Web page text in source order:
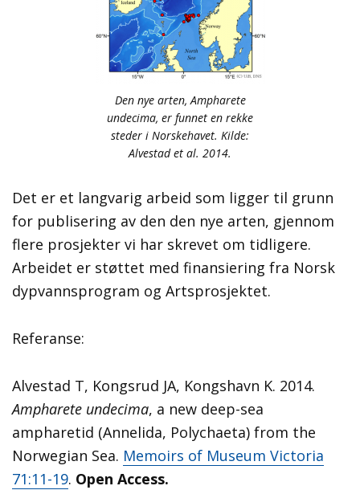
Den nye arten, Ampharete
undecima, er funnet en rekke
steder i Norskehavet. Kilde:
Alvestad et al. 2014.
Det er et langvarig arbeid som ligger til grunn
for publisering av den den nye arten, gjennom
flere prosjekter vi har skrevet om tidligere.
Arbeidet er støttet med finansiering fra Norsk
dypvannsprogram og Artsprosjektet.
Referanse:
Alvestad T, Kongsrud JA, Kongshavn K. 2014.
Ampharete undecima, a new deep-sea
ampharetid (Annelida, Polychaeta) from the
Norwegian Sea. Memoirs of Museum Victoria
71:11-19. Open Access.